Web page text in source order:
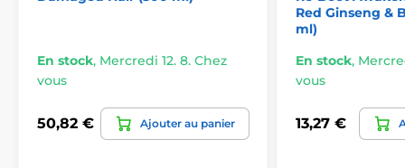
En stock, Mercredi 12. 8. Chez
vous
50,82 € Ajouter au panier
Red Ginseng &
ml)
En stock,
vous
13,27 €